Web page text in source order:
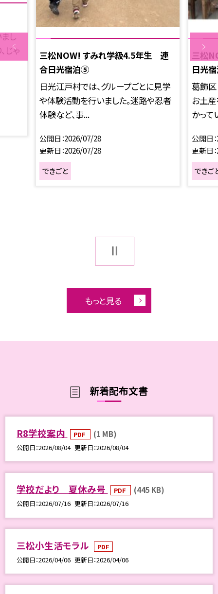
し
じゃ
三松NOW! すみれ学級4.5年生 連
合日光宿泊⑤
日光江戸村では、グループごとに見学
や体験活動を行いました。迷路や忍者
体験など、事...
公開日 2026/07/28
更新日 2026/07/28
できごと
三松
日光
葛飾
お土
かって
公開日
更新日
できご
もっと見る
新着配布文書
R8学校案内 PDF (1 MB)
公開日 2026/08/04 更新日 2026/08/04
学校だより 夏休み号 PDF (445 KB)
公開日 2026/07/16 更新日 2026/07/16
三松小生活モラル
PDF
公開日 2026/04/06 更新日 2026/04/06